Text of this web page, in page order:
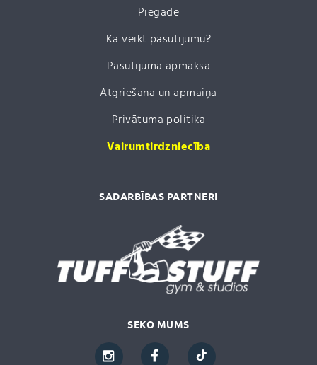
Piegāde
Kā veikt pasūtījumu?
Pasūtījuma apmaksa
Atgriešana un apmaiņa
Privātuma politika
Vairumtirdzniecība
SADARBĪBAS PARTNERI
SEKO MUMS